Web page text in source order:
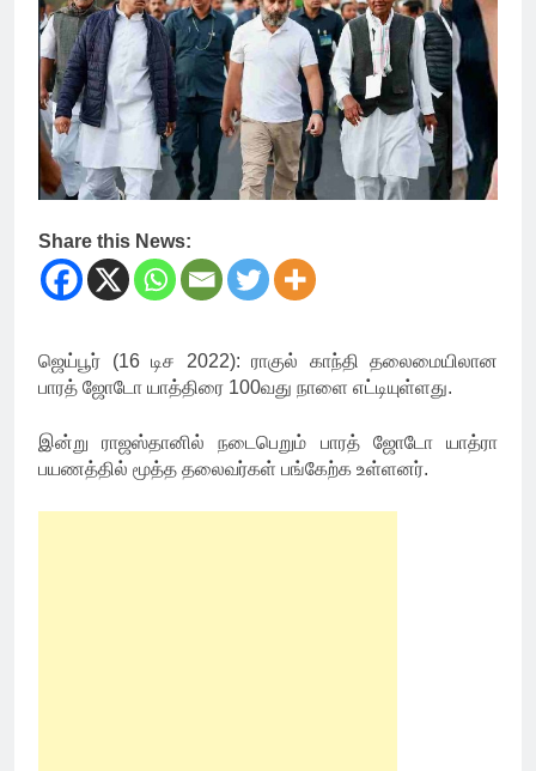
Share this News:
ஜெய்பூர் (16 டிச 2022): ராகுல் காந்தி தலைமையிலான
பாரத் ஜோடோ யாத்திரை 100வது நாளை எட்டியுள்ளது.
இன்று ராஜஸ்தானில் நடைபெறும் பாரத் ஜோடோ யாத்ரா
பயணத்தில் மூத்த தலைவர்கள் பங்கேற்க உள்ளனர்.